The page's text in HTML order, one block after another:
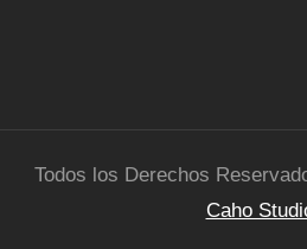
Todos los Derechos
Caho